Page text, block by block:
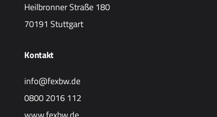
Heilbronner Straße 180
70191 Stuttgart
Kontakt
info@fexbw.de
0800 2016 112